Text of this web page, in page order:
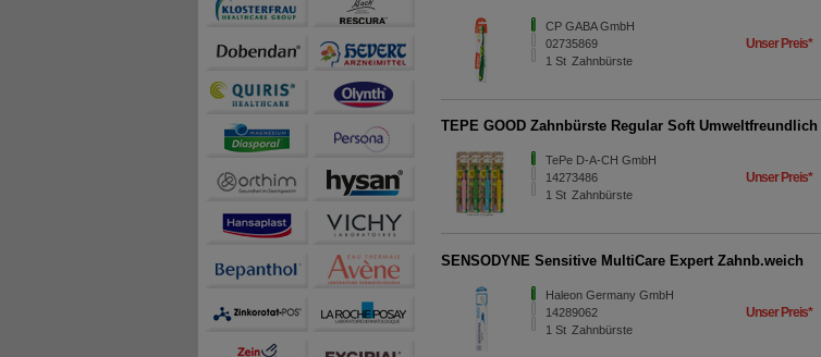
CP GABA GmbH
02735869
1St Zahnbürste
Unser Preis*
TEPE GOOD Zahnbürste Regular Soft Umweltfreundlich
TePe D-A-CH GmbH
14273486
1St Zahnbürste
Unser Preis*
SENSODYNE Sensitive MultiCare Expert Zahnb.weich
Haleon Germany GmbH
14289062
1St Zahnbürste
Unser Preis*